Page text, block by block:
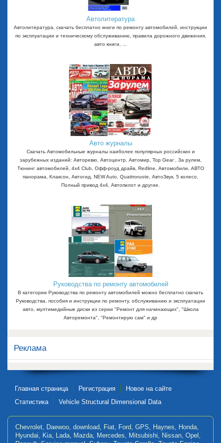
Автолитература
Автолитература, скачать бесплатно книги по ремонту автомобилей, инструкции
по эксплуатации и техническому обслуживанию, правила дорожного движения,
авто книги, ...
Авто журналы
Скачать Автомобильные журналы наиболее популярных российских и
зарубежных изданий: Авторевю, Автоцентр, Автомир, Top Gear , За рулем,
Тюнинг автомобилей, 4x4 Club, Офф-роуд драйв, Redline, Автомобили, АВТО
панорама, Клаксон, Автогид, NEW Auto, Quattroruote, АвтоЗвук, 5 колесо,
Полный привод 4х4, Автопилот и другие.
Руководства по ремонту автомобилей
В категории Руководства по ремонту автомобилей можно бесплатно скачать
Руководства, пособия и инструкции по ремонту, обслуживанию и эксплуатации
авто, мултимедийные диски из серии "Ремонт для начинающих", "Школа
Авторемонта", "Ремонтирую сам" и др
Реклама
Главная страница Регистрация
Новое на сайте
Статистика
Vehicle Structural Dimensional Data
Chevrolet, Daewoo, download, Fiat, Ford, GPS, Haynes, Honda,
Hyundai, Kia, Lada, Mazda, Mercedes, Mitsubishi, Nissan, Opel ,